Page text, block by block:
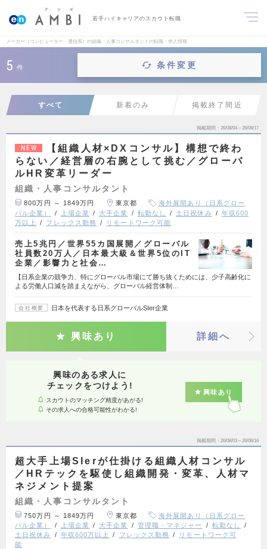
若手ハイキャリアのスカウト転職
メーカー（コンピューター・通信系）の組織・人事コンサルタントの転職・求人情報
5 件 条件変更
すべて 新着のみ 掲載終了間近
掲載期間 26/08/04～26/08/17
NEW
【組織人材×DXコンサル】構想で終わ
らない／経営層の右腕として挑む／グローバ
ルHR変革リーダー
組織・人事コンサルタント
800万円 ～ 1849万円 東京都
海外展開あり（日系グロー
バル企業）
上場企業 大手企業 転勤なし 土日祝休み
年収600
万以上
フレックス勤務 リモートワーク可能
売上5兆円／世界55カ国展開／グローバル
社員数20万人／日本最大級＆世界5位のIT
企業／影響力と社会…
【日系企業の競争力、特にグローバル市場にて勝ち抜くためには、少子高齢化に
よる労働人口減を踏まえながら、グローバル経営体制…
会社概要 日本を代表する日系グローバルSIer企業
興味あり 詳細へ
興味のある求人に
チェックをつけよう!
スカウトのマッチング精度があがる!
その求人への合格可能性がわかる!
興味あり
掲載期間 26/08/03～26/08/16
超大手上場SIerが仕掛ける組織人材コンサル
／HRテックを駆使し組織開発・変革、人材マ
ネジメント提案
組織・人事コンサルタント
750万円 ～ 1849万円 東京都
海外展開あり（日系グロー
バル企業）
上場企業 大手企業 管理職・マネジャー
転勤なし
土日祝休み
年収600万以上 フレックス勤務
リモートワーク可
能